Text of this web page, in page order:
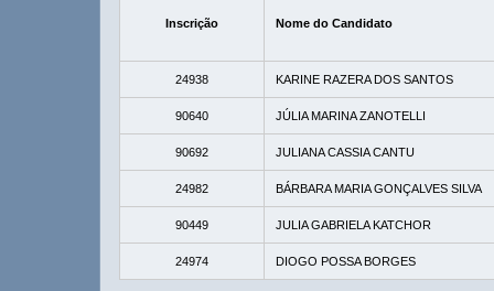
Inscrição Nome do Candidato
24938 KARINE RAZERA DOS SANTOS
90640 JÚLIA MARINA ZANOTELLI
90692 JULIANA CASSIA CANTU
24982 BÁRBARA MARIA GONÇALVES SILVA
90449 JULIA GABRIELA KATCHOR
24974 DIOGO POSSA BORGES